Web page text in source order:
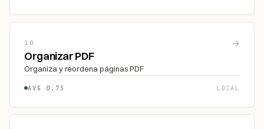
10 →
Organizar PDF
Organiza y reordena páginas PDF
AVG 0.7S LOCAL